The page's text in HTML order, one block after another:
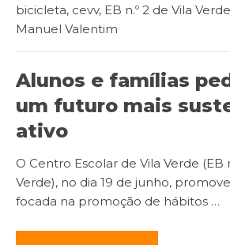
bicicleta, cevv, EB n.º 2 de Vila Verde
Manuel Valentim
Alunos e famílias
um futuro mais
ativo
O Centro Escolar de Vila Verde (EB
Verde), no dia 19 de junho,
focada na promoção de hábitos …